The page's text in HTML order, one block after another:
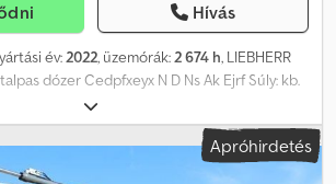
Hívás
év:2022, üzemórák:2 674 h, LIEBHERR
dózer Cedpfxeyx N D Ns Ak Ejrf Súly: kb.
2022 - Üzemóra: kb. 2.674 h Automata
állítható tolólap – szélesség 3.000
mm-es részek) 3 fogú hátsó ripper
815 mm Gép teljes szélessége: kb. 2.955 mm
Apróhirdetés